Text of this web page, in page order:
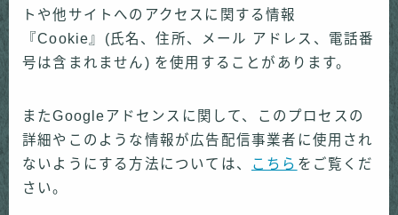
トや他サイトへのアクセスに関する情報
『Cookie』(氏名、住所、メール アドレス、電話番
号は含まれません) を使用することがあります。
またGoogleアドセンスに関して、このプロセスの
詳細やこのような情報が広告配信事業者に使用され
ないようにする方法については、
こちら をご覧くだ
さい。